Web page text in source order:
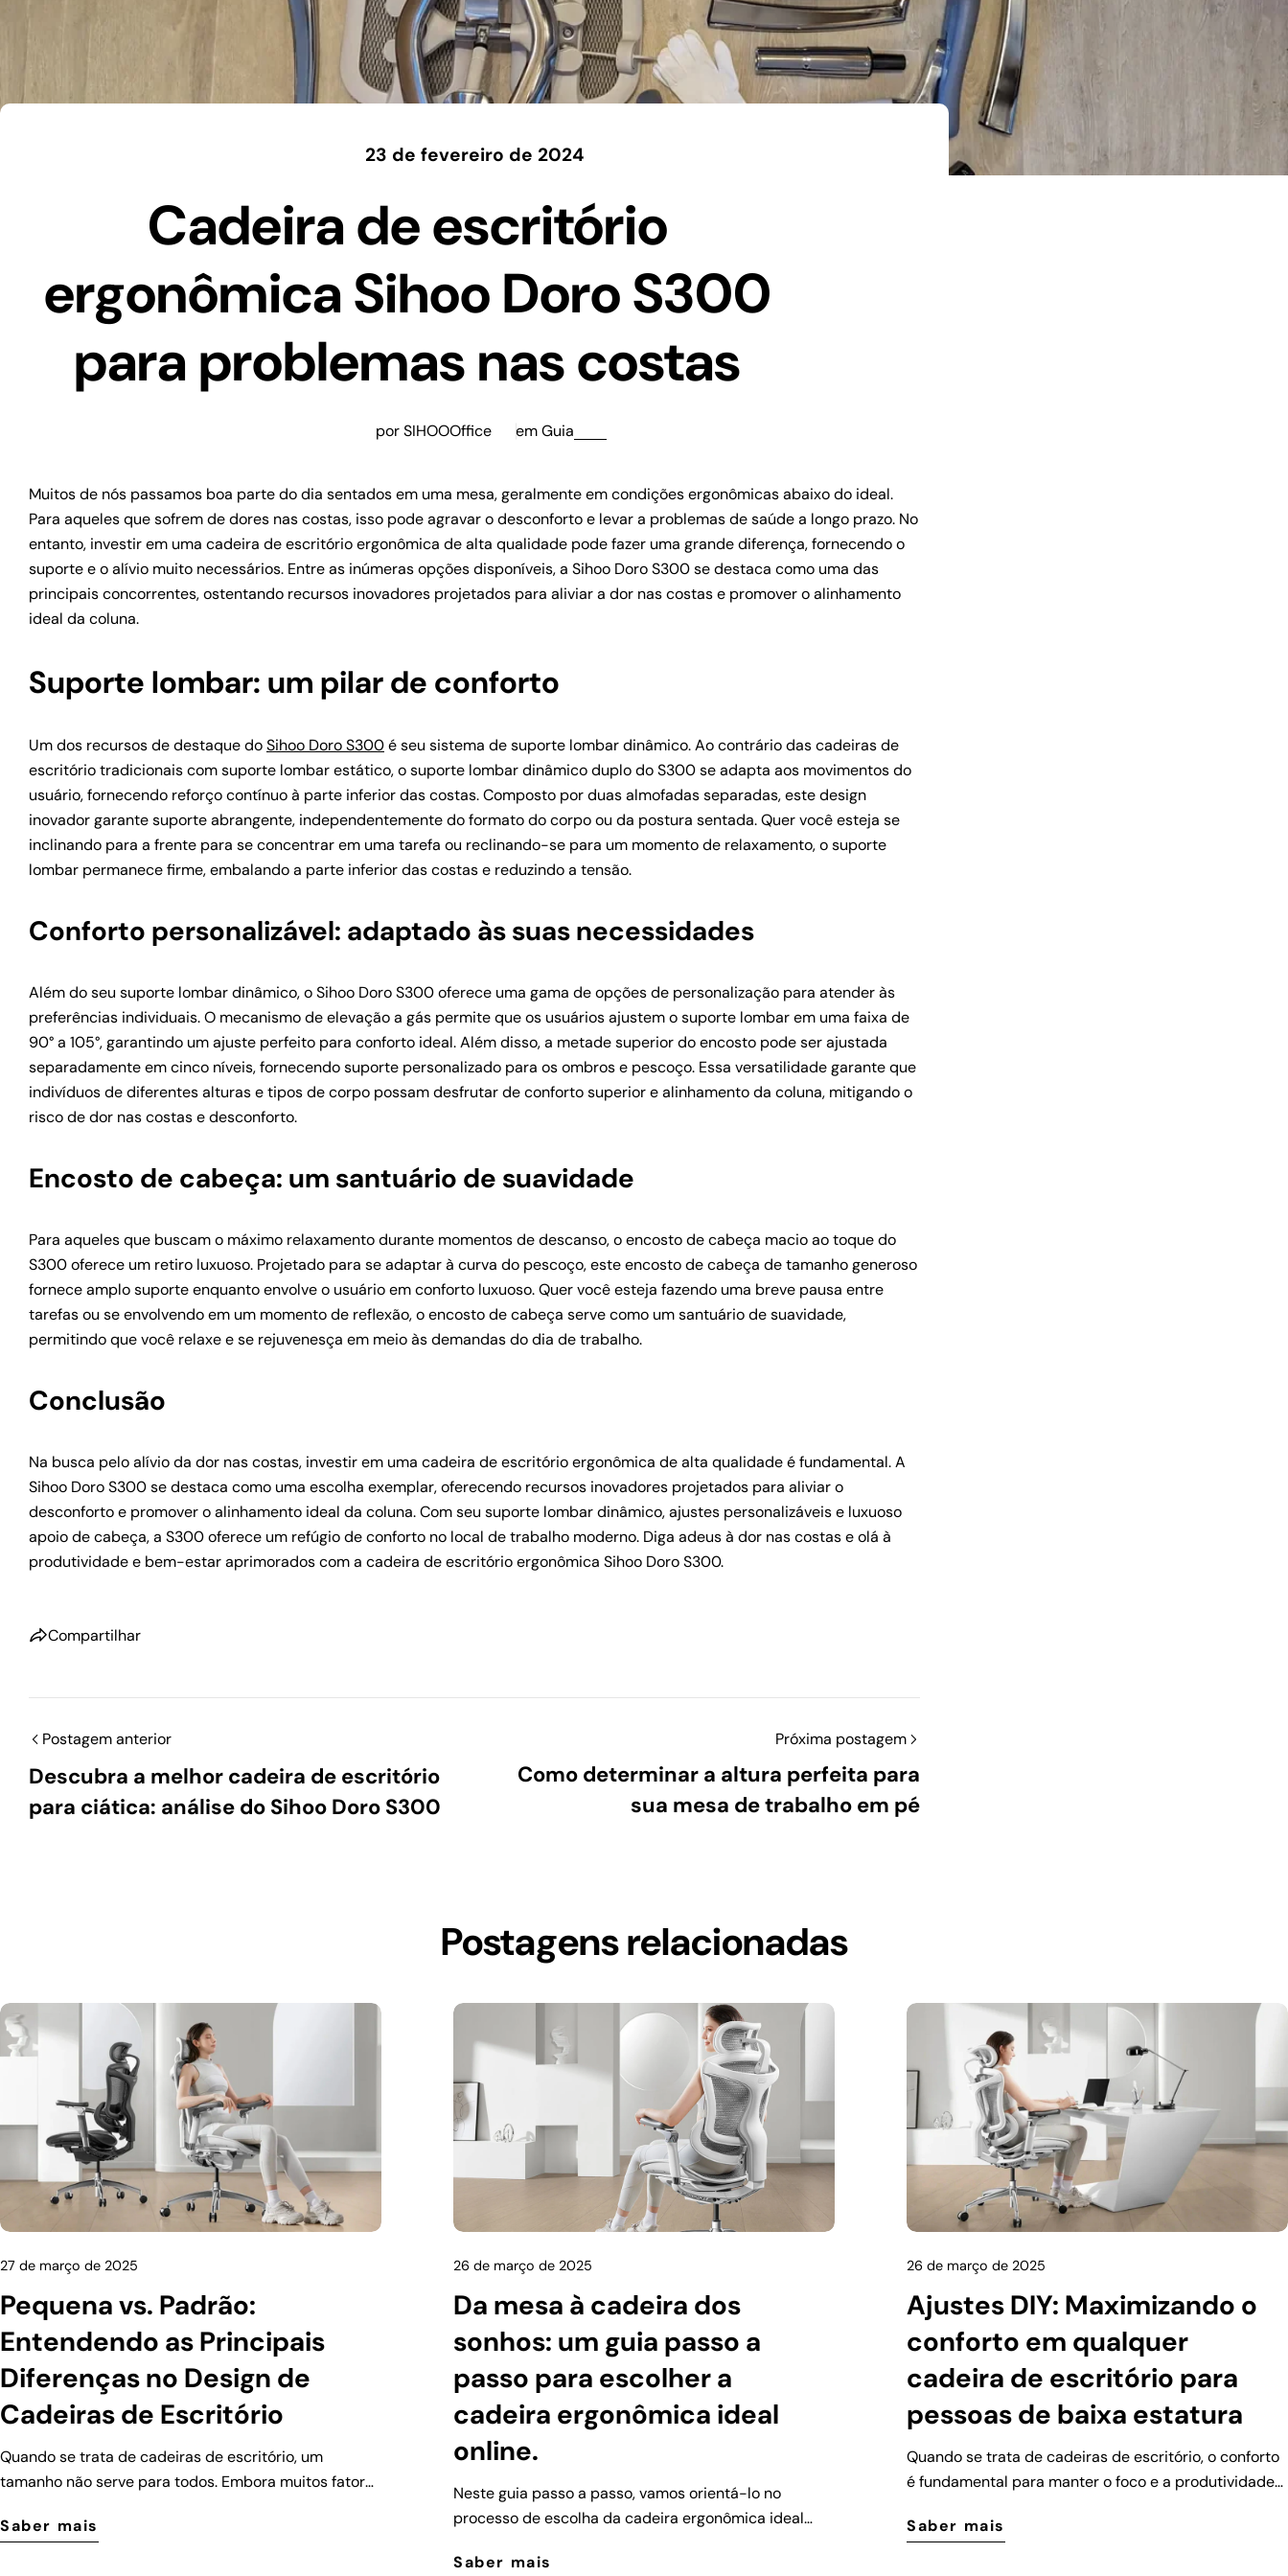
23 de fevereiro de 2024
Cadeira de escritório
ergonômica Sihoo Doro S300
para problemas nas costas
por SIHOOOffice emGuia
Muitos de nós passamos boa parte do dia sentados em uma mesa, geralmente em condições ergonômicas abaixo do ideal.
Para aqueles que sofrem de dores nas costas, isso pode agravar o desconforto e levar a problemas de saúde a longo prazo. No
entanto, investir em uma cadeira de escritório ergonômica de alta qualidade pode fazer uma grande diferença, fornecendo o
suporte e o alívio muito necessários. Entre as inúmeras opções disponíveis, a Sihoo Doro S300 se destaca como uma das
principais concorrentes, ostentando recursos inovadores projetados para aliviar a dor nas costas e promover o alinhamento
ideal da coluna.
Suporte lombar: um pilar de conforto
Um dos recursos de destaque doSihoo Doro S300é seu sistema de suporte lombar dinâmico. Ao contrário das cadeiras de
escritório tradicionais com suporte lombar estático, o suporte lombar dinâmico duplo do S300 se adapta aos movimentos do
usuário, fornecendo reforço contínuo à parte inferior das costas. Composto por duas almofadas separadas, este design
inovador garante suporte abrangente, independentemente do formato do corpo ou da postura sentada. Quer você esteja se
inclinando para a frente para se concentrar em uma tarefa ou reclinando-se para um momento de relaxamento, o suporte
lombar permanece firme, embalando a parte inferior das costas e reduzindo a tensão.
Conforto personalizável: adaptado às suas necessidades
Além do seu suporte lombar dinâmico, o Sihoo Doro S300 oferece uma gama de opções de personalização para atender às
preferências individuais. O mecanismo de elevação a gás permite que os usuários ajustem o suporte lombar em uma faixa de
90° a 105°, garantindo um ajuste perfeito para conforto ideal. Além disso, a metade superior do encosto pode ser ajustada
separadamente em cinco níveis, fornecendo suporte personalizado para os ombros e pescoço. Essa versatilidade garante que
indivíduos de diferentes alturas e tipos de corpo possam desfrutar de conforto superior e alinhamento da coluna, mitigando o
risco de dor nas costas e desconforto.
Encosto de cabeça: um santuário de suavidade
Para aqueles que buscam o máximo relaxamento durante momentos de descanso, o encosto de cabeça macio ao toque do
S300 oferece um retiro luxuoso. Projetado para se adaptar à curva do pescoço, este encosto de cabeça de tamanho generoso
fornece amplo suporte enquanto envolve o usuário em conforto luxuoso. Quer você esteja fazendo uma breve pausa entre
tarefas ou se envolvendo em um momento de reflexão, o encosto de cabeça serve como um santuário de suavidade,
permitindo que você relaxe e se rejuvenesça em meio às demandas do dia de trabalho.
Conclusão
Na busca pelo alívio da dor nas costas, investir em uma cadeira de escritório ergonômica de alta qualidade é fundamental. A
Sihoo Doro S300 se destaca como uma escolha exemplar, oferecendo recursos inovadores projetados para aliviar o
desconforto e promover o alinhamento ideal da coluna. Com seu suporte lombar dinâmico, ajustes personalizáveis ​​e luxuoso
apoio de cabeça, a S300 oferece um refúgio de conforto no local de trabalho moderno. Diga adeus à dor nas costas e olá à
produtividade e bem-estar aprimorados com a cadeira de escritório ergonômica Sihoo Doro S300.
Compartilhar
Postagem anterior
Descubra a melhor cadeira de escritório
para ciática: análise do Sihoo Doro S300
Próxima postagem
Como determinar a altura perfeita para
sua mesa de trabalho em pé
Postagens relacionadas
27 de março de 2025
Pequena vs. Padrão:
Entendendo as Principais
Diferenças no Design de
Cadeiras de Escritório
Quando se trata de cadeiras de escritório, um
tamanho não serve para todos. Embora muitos fatores
tamanho do corpo desempenha um papel crucial. É
Saber mais
26 de março de 2025
Da mesa à cadeira dos
sonhos: um guia passo a
passo para escolher a
cadeira ergonômica ideal
online.
Neste guia passo a passo, vamos orientá-lo no
processo de escolha da cadeira ergonômica ideal
características até a realização de uma compra
Saber mais
26 de março de 2025
Ajustes DIY: Maximizando o
conforto em qualquer
cadeira de escritório para
pessoas de baixa estatura
Quando se trata de cadeiras de escritório, o conforto
é fundamental para manter o foco e a produtividade
de estatura baixa ou com estrutura corporal menor, a
Saber mais